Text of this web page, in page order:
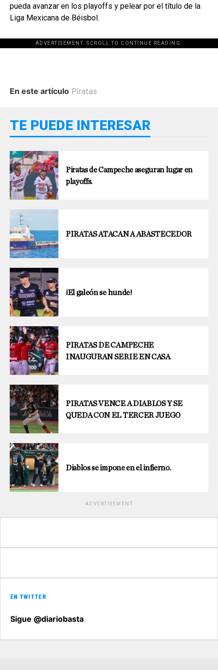
pueda avanzar en los playoffs y pelear por el título de la
Liga Mexicana de Béisbol.
ADVERTISEMENT. SCROLL TO CONTINUE READING.
En este artículo Piratas
TE PUEDE INTERESAR
Piratas de Campeche aseguran lugar en
playoffs.
PIRATAS ATACAN A ABASTECEDOR
¡El galeón se hunde!
PIRATAS DE CAMPECHE
INAUGURAN SERIE EN CASA
PIRATAS VENCE A DIABLOS Y SE
QUEDA CON EL TERCER JUEGO
Diablos se impone en el infierno.
ADVERTISEMENT
EN TWITTER
Sigue @diariobasta